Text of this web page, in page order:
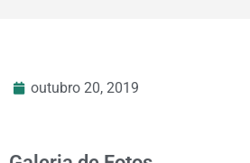
outubro 20, 2019